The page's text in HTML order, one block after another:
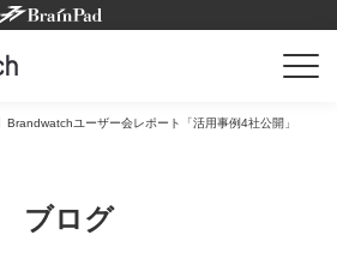
Brandwatchユーザー会レポート「活用事例4社公開」
ブログ